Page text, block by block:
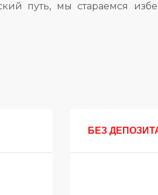
путь, мы стараемся
БЕЗ